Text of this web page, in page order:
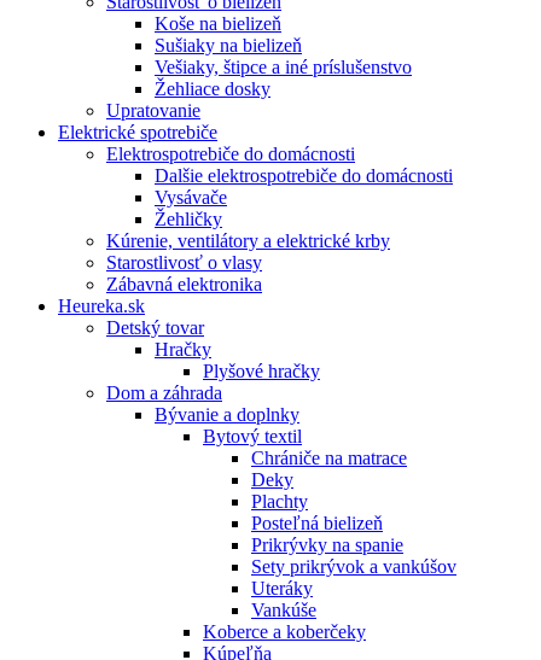
Koše na bielizeň
Sušiaky na bielizeň
Vešiaky, štipce a iné príslušenstvo
Žehliace dosky
Upratovanie
Elektrické spotrebiče
Elektrospotrebiče do domácnosti
Dalšie elektrospotrebiče do domácnosti
Vysávače
Žehličky
Kúrenie, ventilátory a elektrické krby
Starostlivosť o vlasy
Zábavná elektronika
Heureka.sk
Detský tovar
Hračky
Plyšové hračky
Dom a záhrada
Bývanie a doplnky
Bytový textil
Chrániče na matrace
Deky
Plachty
Posteľná bielizeň
Prikrývky na spanie
Sety prikrývok a vankúšov
Uteráky
Vankúše
Koberce a koberčeky
Kúpeľňa